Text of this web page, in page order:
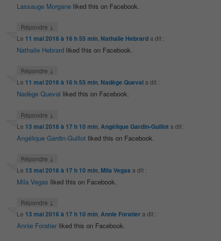
Lassauge Morgane liked this on Facebook.
Répondre ↓
Le 11 mai 2016 à 16 h 55 min Nathalie Hebrarda dit :
Nathalie Hebrard liked this on Facebook.
Répondre ↓
Le 11 mai 2016 à 16 h 55 min, Nadège Quevala dit :
Nadège Queval liked this on Facebook.
Répondre ↓
Le 13 mai 2016 à 17 h 10 min Angélique Gardin-Guillota dit :
Angélique Gardin-Guillot liked this on Facebook.
Répondre ↓
Le 13 mai 2016 à 17 h 10 min Mila Vegas a dit :
Mila Vegas liked this on Facebook.
Répondre ↓
Le 13 mai 2016 à 17 h 10 min Annie Foratiera dit :
Annie Foratier liked this on Facebook.